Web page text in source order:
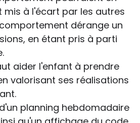
à l'écart par les autres
dérange un
en étant pris à parti
aider l'enfant à prendre
valorisant ses réalisations
planning hebdomadaire